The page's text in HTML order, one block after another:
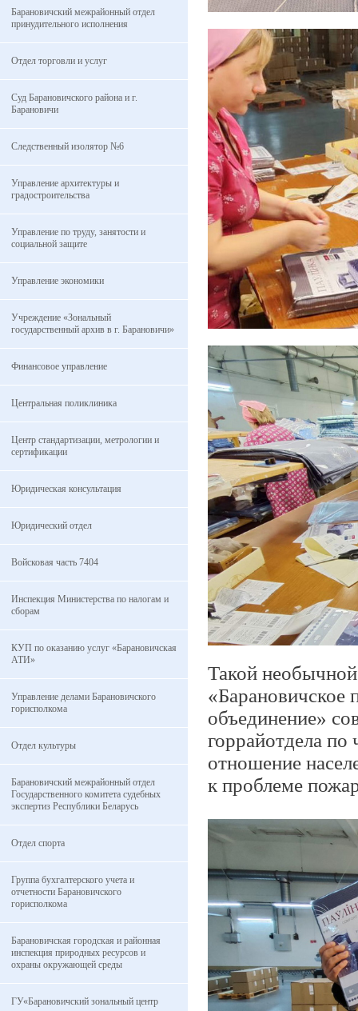
Барановичский межрайонный отдел
принудительного исполнения
Отдел торговли и услуг
Суд Барановичского района и г.
Барановичи
Следственный изолятор №6
Управление архитектуры и
градостроительства
Управление по труду, занятости и
социальной защите
Управление экономики
Учреждение «Зональный
государственный архив в г. Барановичи»
Финансовое управление
Центральная поликлиника
Центр стандартизации, метрологии и
сертификации
Юридическая консультация
Юридический отдел
Войсковая часть 7404
Инспекция Министерства по налогам и
сборам
КУП по оказанию услуг «Барановичская
АТИ»
Управление делами Барановичского
горисполкома
Отдел культуры
Барановичский межрайонный отдел
Государственного комитета судебных
экспертиз Республики Беларусь
Отдел спорта
Группа бухгалтерского учета и
отчетности Барановичского
горисполкома
Барановичская городская и районная
инспекция природных ресурсов и
охраны окружающей среды
ГУ«Барановичский зональный центр
Такой
«Барановичское
объединение»
горрайотдела
отношение
к проблеме